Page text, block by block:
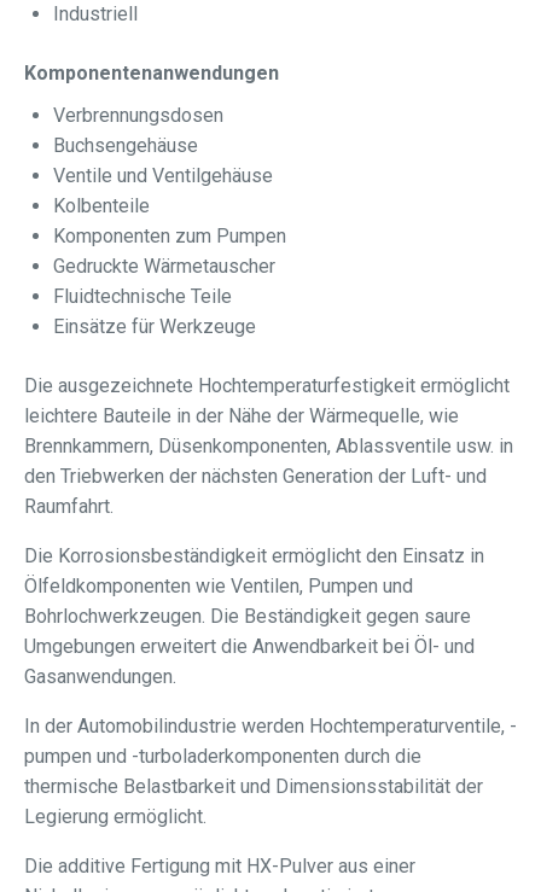
Industriell
Komponentenanwendungen
Verbrennungsdosen
Buchsengehäuse
Ventile und Ventilgehäuse
Kolbenteile
Komponenten zum Pumpen
Gedruckte Wärmetauscher
Fluidtechnische Teile
Einsätze für Werkzeuge
Die ausgezeichnete Hochtemperaturfestigkeit ermöglicht
leichtere Bauteile in der Nähe der Wärmequelle, wie
Brennkammern, Düsenkomponenten, Ablassventile usw. in
den Triebwerken der nächsten Generation der Luft- und
Raumfahrt.
Die Korrosionsbeständigkeit ermöglicht den Einsatz in
Ölfeldkomponenten wie Ventilen, Pumpen und
Bohrlochwerkzeugen. Die Beständigkeit gegen saure
Umgebungen erweitert die Anwendbarkeit bei Öl- und
Gasanwendungen.
In der Automobilindustrie werden Hochtemperaturventile, -
pumpen und -turboladerkomponenten durch die
thermische Belastbarkeit und Dimensionsstabilität der
Legierung ermöglicht.
Die additive Fertigung mit HX-Pulver aus einer